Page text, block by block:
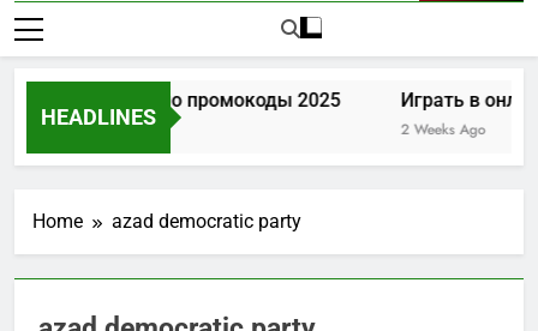
HEADLINES
Лев казино промокоды 2025
1 Week Ago
Играть в
2 Weeks Ago
Home azad democratic party